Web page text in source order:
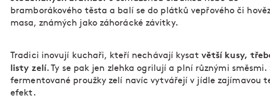
bramborákového těsta a balí se do plátků vepřového či
masa, známých jako záhorácké závitky.
Tradici inovují kuchaři, kteří nechávají kysat větší kusy,
listy zelí. Ty se pak jen zlehka ogrilují a plní různými směsmi.
fermentované proužky zelí navíc vytvářejí v jídle zajímavou
efekt.